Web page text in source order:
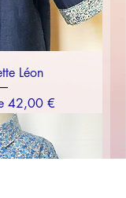
Léon
42,00 €